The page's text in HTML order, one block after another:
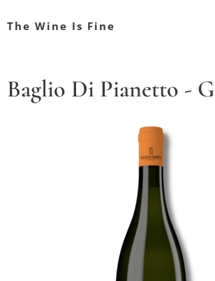
The Wine Is Fine
Baglio Di Pianetto -